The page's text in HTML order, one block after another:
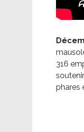
316
phares